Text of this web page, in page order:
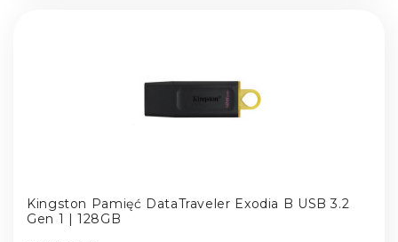
Kingston Pamięć DataTraveler Exodia B USB 3.2
Gen 1 | 128GB